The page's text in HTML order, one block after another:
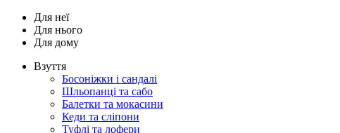
Для неї
Для нього
Для дому
Взуття
Босоніжки і сандалі
Шльопанці та сабо
Балетки та мокасини
Кеди та сліпони
Туфлі та лофери